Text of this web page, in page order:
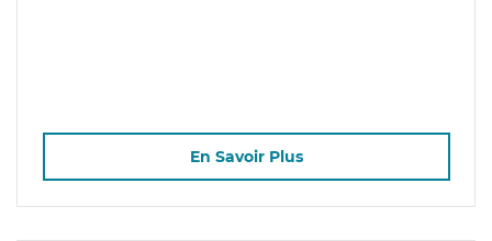
En Savoir Plus